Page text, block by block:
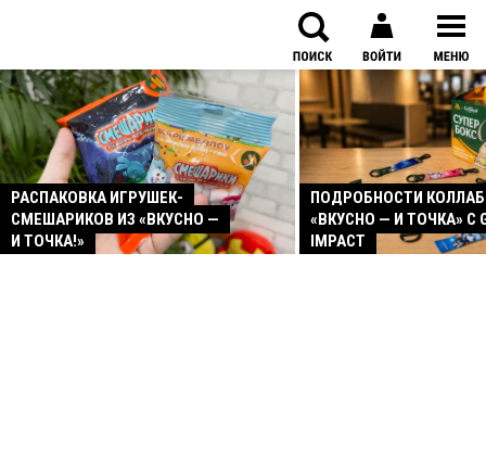
РАСПАКОВКА ИГРУШЕК-
СМЕШАРИКОВ ИЗ «ВКУСНО —
И ТОЧКА!»
ПОДРОБНОСТИ
«ВКУСНО — И ТОЧКА» С
IMPACT